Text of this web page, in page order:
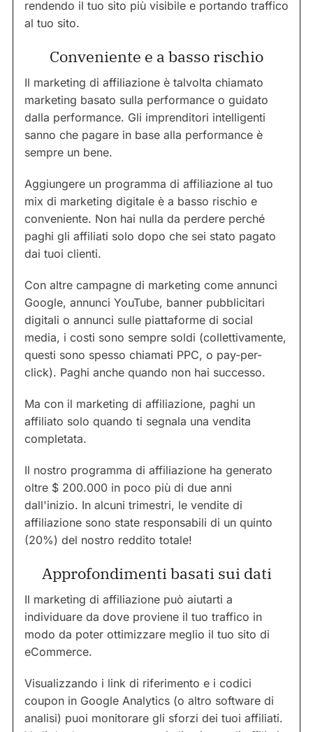
rendendo il tuo sito più visibile e portando traffico
al tuo sito.
Conveniente e a basso rischio
Il marketing di affiliazione è talvolta chiamato
marketing basato sulla performance o guidato
dalla performance. Gli imprenditori intelligenti
sanno che pagare in base alla performance è
sempre un bene.
Aggiungere un programma di affiliazione al tuo
mix di marketing digitale è a basso rischio e
conveniente. Non hai nulla da perdere perché
paghi gli affiliati solo dopo che sei stato pagato
dai tuoi clienti.
Con altre campagne di marketing come annunci
Google, annunci YouTube, banner pubblicitari
digitali o annunci sulle piattaforme di social
media, i costi sono sempre soldi (collettivamente,
questi sono spesso chiamati PPC, o pay-per-
click). Paghi anche quando non hai successo.
Ma con il marketing di affiliazione, paghi un
affiliato solo quando ti segnala una vendita
completata.
Il nostro programma di affiliazione ha generato
oltre $ 200.000 in poco più di due anni
dall'inizio. In alcuni trimestri, le vendite di
affiliazione sono state responsabili di un quinto
(20%) del nostro reddito totale!
Approfondimenti basati sui dati
Il marketing di affiliazione può aiutarti a
individuare da dove proviene il tuo traffico in
modo da poter ottimizzare meglio il tuo sito di
eCommerce.
Visualizzando i link di riferimento e i codici
coupon in Google Analytics (o altro software di
analisi) puoi monitorare gli sforzi dei tuoi affiliati.